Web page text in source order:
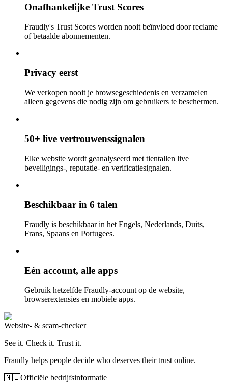
Onafhankelijke Trust Scores
Fraudly's Trust Scores worden nooit beïnvloed door reclame
of betaalde abonnementen.
Privacy eerst
We verkopen nooit je browsegeschiedenis en verzamelen
alleen gegevens die nodig zijn om gebruikers te beschermen.
50+ live vertrouwenssignalen
Elke website wordt geanalyseerd met tientallen live
beveiligings-, reputatie- en verificatiesignalen.
Beschikbaar in 6 talen
Fraudly is beschikbaar in het Engels, Nederlands, Duits,
Frans, Spaans en Portugees.
Eén account, alle apps
Gebruik hetzelfde Fraudly-account op de website,
browserextensies en mobiele apps.
Website- & scam-checker
See it. Check it. Trust it.
Fraudly helps people decide who deserves their trust online.
🇳🇱Officiële bedrijfsinformatie